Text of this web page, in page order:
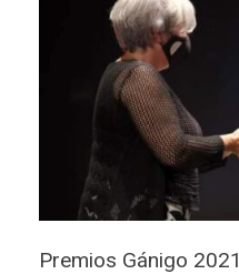
Premios Gánigo 2021